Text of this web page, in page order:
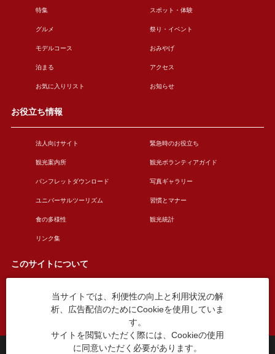
特集 スポット・体験
グルメ 祭り・イベント
モデルコース おみやげ
泊まる アクセス
お気に入りリスト お知らせ
お役立ち情報
法人向けサイト 緊急時のお役立ち
観光案内所 観光ボランティアガイド
パンフレットダウンロード 写真ギャラリー
ユニバーサルツーリズム 習慣とマナー
食の多様性 観光統計
リンク集
このサイトについて
このサイトについて 広告掲載について
お問い合わせ
台東区役所観光課
当サイトでは、利便性の向上と利用状況の解
析、広告配信のためにCookieを使用していま
す。
サイトを閲覧いただく際には、Cookieの使用
に同意いただく必要があります。